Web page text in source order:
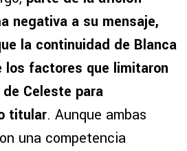
negativa a su mensaje,
la continuidad de Blanca
los factores que limitaron
Celeste para
titular. Aunque ambas
una competencia